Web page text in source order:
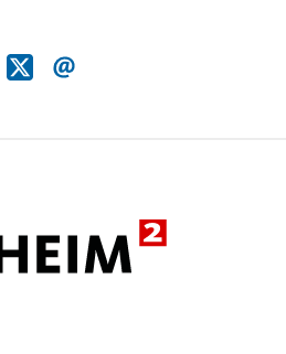
Teile
diese
Teile
diese